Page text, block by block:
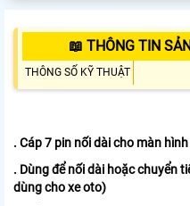
📖 THÔNG TIN
THÔNG SỐ KỸ THUẬT
. Cáp 7 pin nối dài cho màn hình
. Dùng để nối dài hoặc chuyển
dùng cho xe oto)